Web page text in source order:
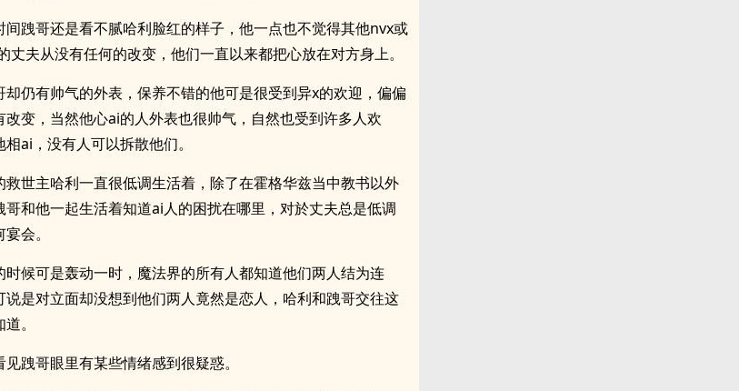
间跩哥还是看不腻哈利脸红的样子，他一点也不觉得其他nvx或
丈夫从没有任何的改变，他们一直以来都把心放在对方身上。
仍有帅气的外表，保养不错的他可是很受到异x的欢迎，偏偏
变，当然他心ai的人外表也很帅气，自然也受到许多人欢
ai，没有人可以拆散他们。
救世主哈利一直很低调生活着，除了在霍格华兹当中教书以外
哥和他一起生活着知道ai人的困扰在哪里，对於丈夫总是低调
会。
时候可是轰动一时，魔法界的所有人都知道他们两人结为连
是对立面却没想到他们两人竟然是恋人，哈利和跩哥交往这
。
见跩哥眼里有某些情绪感到很疑惑。